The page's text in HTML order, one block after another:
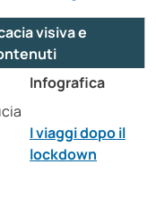
visiva e
Infografica
I viaggi dopo il
lockdown